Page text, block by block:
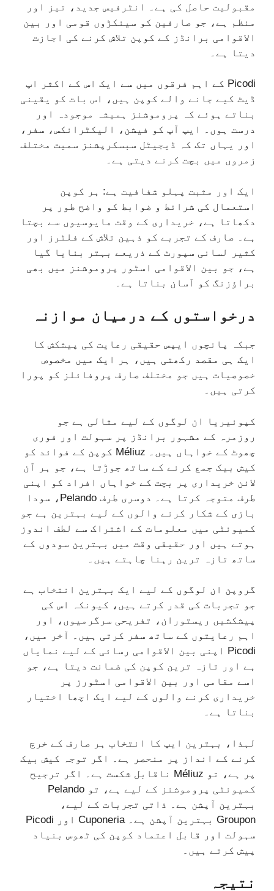
مقبولیت حاصل کی ہے۔ انٹرفیس جدید، تیز اور
منظم ہے، جو صارفین کو سینکڑوں قومی اور بین
الاقوامی برانڈز کے کوپن تلاش کرنے کی اجازت
دیتا ہے۔
Picodi کے اہم فرقوں میں سے ایک اس کے اکثر اپ
ڈیٹ کیے جانے والے کوپن ہیں، اس بات کو یقینی
بناتے ہوئے کہ پروموشنز ہمیشہ موجودہ اور
درست ہوں۔ ایپ آپ کو فیشن، الیکٹرانکس، سفر،
اور یہاں تک کہ ڈیجیٹل سبسکرپشنز سمیت مختلف
زمروں میں بچت کرنے دیتی ہے۔
ایک اور مثبت پہلو شفافیت ہے: ہر کوپن
استعمال کی شرائط و ضوابط کو واضح طور پر
دکھاتا ہے، خریداری کے وقت مایوسیوں سے بچتا
ہے۔ صارف کے تجربے کو ذہین تلاش کے فلٹرز اور
کثیر لسانی سپورٹ کے ذریعے بہتر بنایا گیا
ہے، جو بین الاقوامی اسٹور پروموشنز میں بھی
براؤزنگ کو آسان بناتا ہے۔
درخواستوں کے درمیان موازنہ
جبکہ پانچوں ایپس حقیقی رعایت کی پیشکش کا
ایک ہی مقصد رکھتی ہیں، ہر ایک میں مخصوص
خصوصیات ہیں جو مختلف صارف پروفائلز کو پورا
کرتی ہیں۔
کپونیریا ان لوگوں کے لیے مثالی ہے جو
روزمرہ کے مشہور برانڈز پر سہولت اور فوری
چھوٹ کے خواہاں ہیں۔ Méliuz کوپن کے فوائد کو
کیش بیک جمع کرنے کے ساتھ جوڑتا ہے، جو ہر آن
لائن خریداری پر بچت کے خواہاں افراد کو اپنی
طرف متوجہ کرتا ہے۔ دوسری طرف Pelando، سودا
بازی کے شکار کرنے والوں کے لیے بہترین ہے جو
کمیونٹی میں معلومات کے اشتراک سے لطف اندوز
ہوتے ہیں اور حقیقی وقت میں بہترین سودوں کے
ساتھ تازہ ترین رہنا چاہتے ہیں۔
گروپن ان لوگوں کے لیے ایک بہترین انتخاب ہے
جو تجربات کی قدر کرتے ہیں، کیونکہ اس کی
پیشکشیں ریستوران، تفریحی سرگرمیوں، اور
اہم رعایتوں کے ساتھ سفر کرتی ہیں۔ آخر میں،
Picodi اپنی بین الاقوامی رسائی کے لیے نمایاں
ہے اور تازہ ترین کوپن کی ضمانت دیتا ہے، جو
اسے مقامی اور بین الاقوامی اسٹورز پر
خریداری کرنے والوں کے لیے ایک اچھا اختیار
بناتا ہے۔
لہذا، بہترین ایپ کا انتخاب ہر صارف کے خرچ
کرنے کے انداز پر منحصر ہے۔ اگر توجہ کیش بیک
پر ہے، تو Méliuz ناقابل شکست ہے۔ اگر ترجیح
کمیونٹی پروموشنز کے لیے ہے، تو Pelando
بہترین آپشن ہے۔ ذاتی تجربات کے لیے،
Groupon بہترین آپشن ہے۔ Cuponeria اور Picodi
سہولت اور قابل اعتماد کوپن کی ٹھوس بنیاد
پیش کرتے ہیں۔
نتیجہ